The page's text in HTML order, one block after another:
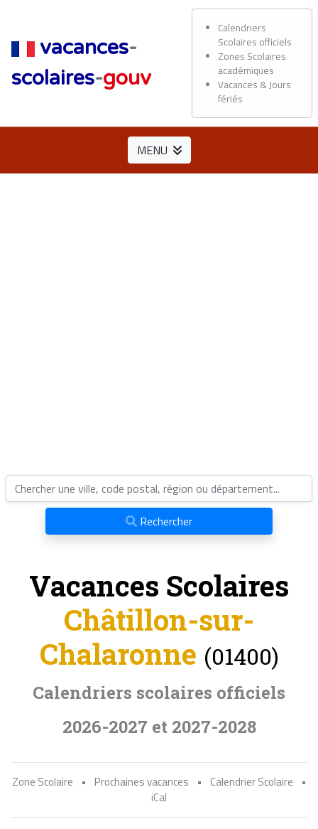
vacances-
scolaires-gouv
Calendriers
Scolaires officiels
Zones Scolaires
académiques
Vacances & Jours
fériés
MENU
Rechercher
Vacances Scolaires
Châtillon-sur-
Chalaronne (01400)
Calendriers scolaires officiels
2026-2027 et 2027-2028
Zone Scolaire • Prochaines vacances • Calendrier Scolaire
•
iCal